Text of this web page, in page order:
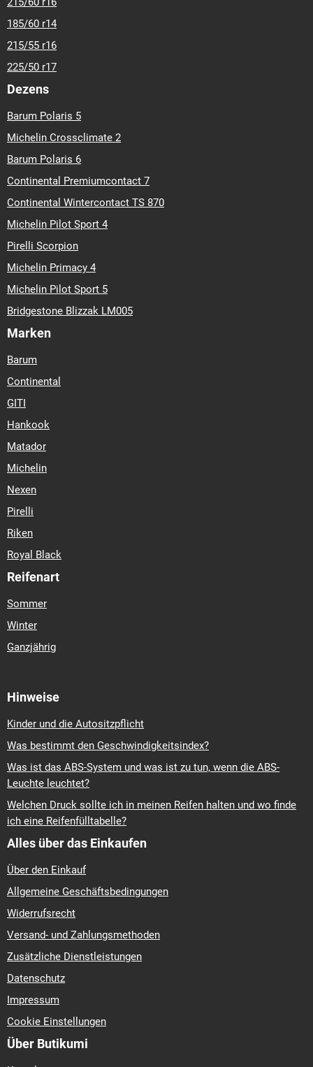
185/60 r14
215/55 r16
225/50 r17
Dezens
Barum Polaris 5
Michelin Crossclimate 2
Barum Polaris 6
Continental Premiumcontact 7
Continental Wintercontact TS 870
Michelin Pilot Sport 4
Pirelli Scorpion
Michelin Primacy 4
Michelin Pilot Sport 5
Bridgestone Blizzak LM005
Marken
Barum
Continental
GITI
Hankook
Matador
Michelin
Nexen
Pirelli
Riken
Royal Black
Reifenart
Sommer
Winter
Ganzjährig
Hinweise
Kinder und die Autositzpflicht
Was bestimmt den Geschwindigkeitsindex?
Was ist das ABS-System und was ist zu tun, wenn die ABS-
Leuchte leuchtet?
Welchen Druck sollte ich in meinen Reifen halten und wo finde
ich eine Reifenfülltabelle?
Alles über das Einkaufen
Über den Einkauf
Allgemeine Geschäftsbedingungen
Widerrufsrecht
Versand- und Zahlungsmethoden
Zusätzliche Dienstleistungen
Datenschutz
Impressum
Cookie Einstellungen
Über Butikumi